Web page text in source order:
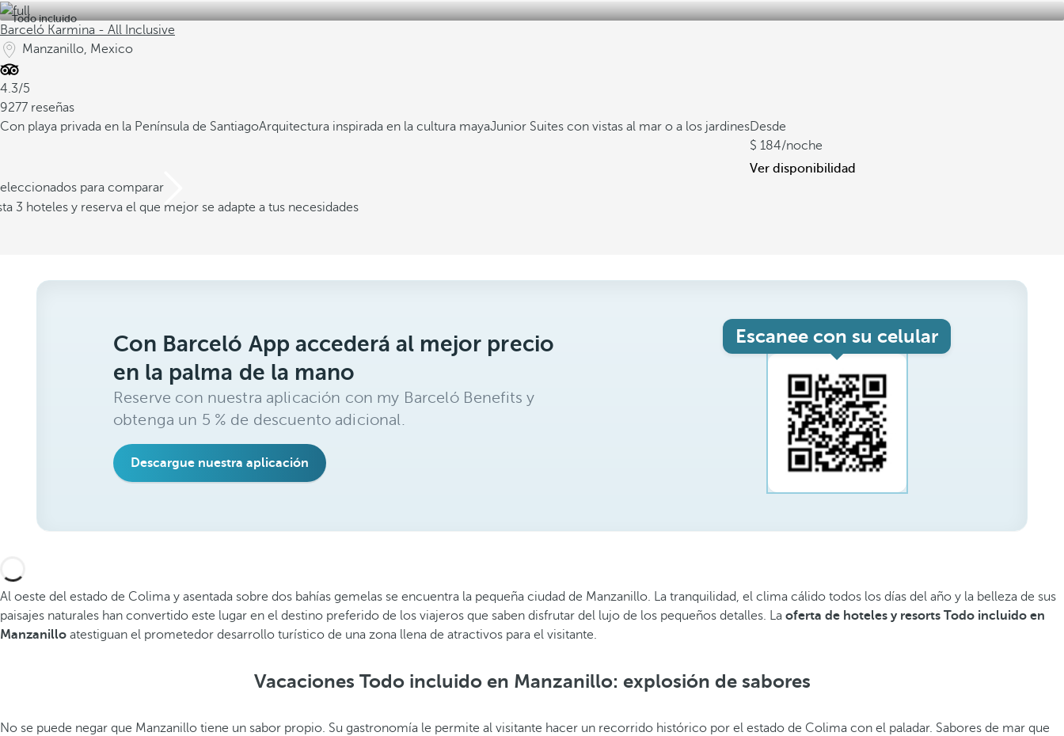
Todo incluido
Barceló Karmina - All Inclusive
Manzanillo, Mexico
4.3/5
9277 reseñas
Con playa privada en la Península de SantiagoArquitectura inspirada en la cultura mayaJunior Suites con vistas al mar o a los jardinesDesde
184/noche
Ver disponibilidad
para comparar
3 hoteles y reserva el que mejor se adapte a tus necesidades
Con Barceló App accederá al mejor precio
en la palma de la mano
Reserve con nuestra aplicación con my Barceló Benefits y
obtenga un 5 % de descuento adicional.
Descargue nuestra aplicación
Escanee con su celular
Al oeste del estado de Colima y asentada sobre dos bahías gemelas se encuentra la pequeña ciudad de Manzanillo. La tranquilidad, el clima cálido todos los días del año y la belleza de sus
paisajes naturales han convertido este lugar en el destino preferido de los viajeros que saben disfrutar del lujo de los pequeños detalles. La oferta de hoteles y resorts Todo incluido en
Manzanillo atestiguan el prometedor desarrollo turístico de una zona llena de atractivos para el visitante.
Vacaciones Todo incluido en Manzanillo: explosión de sabores
No se puede negar que Manzanillo tiene un sabor propio. Su gastronomía le permite al visitante hacer un recorrido histórico por el estado de Colima con el paladar. Sabores de mar que